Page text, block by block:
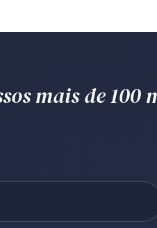
mais de 100